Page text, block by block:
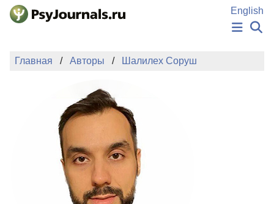
Перейти к основному содержанию
English
НОВОСТИ
ПОДАТЬ РУКОПИСЬ
БАЗА ЗНАНИЙ
КЛЮЧЕВЫЕ СЛОВА
Регистрация
Главная Авторы Шалилех Соруш